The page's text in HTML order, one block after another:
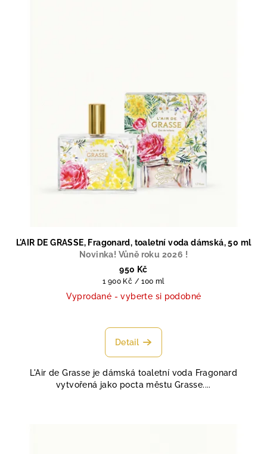
L'AIR DE GRASSE, Fragonard, toaletní voda dámská, 50 ml
Novinka! Vůně roku 2026 !
950 Kč
Měrná
cena:
1 900 Kč / 100 ml
Vyprodané - vyberte si podobné
hodnocení
produktu
z
5
Detail
L'Air de Grasse je dámská toaletní voda Fragonard
vytvořená jako pocta městu Grasse....